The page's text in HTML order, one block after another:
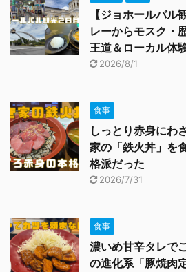
【ジョホールバル
レーからモスク・
王道＆ローカル体
2026/8/1
食事
しっとり赤身にわ
家の「鉄火丼」を
格派だった
2026/7/31
食事
濃いめ甘辛タレで
の進化系「豚焼肉